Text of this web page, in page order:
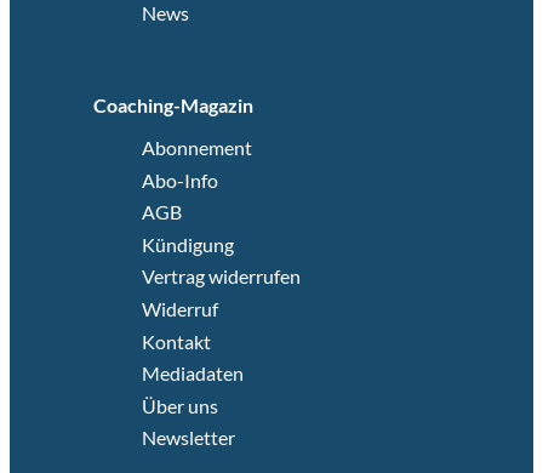
News
Coaching-Magazin
Abonnement
Abo-Info
AGB
Kündigung
Vertrag widerrufen
Widerruf
Kontakt
Mediadaten
Über uns
Newsletter